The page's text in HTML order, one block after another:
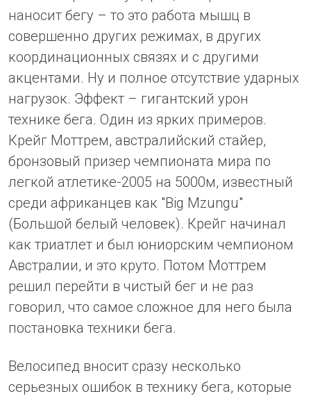
наносит бегу – то это работа мышц в
совершенно других режимах, в других
координационных связях и с другими
акцентами. Ну и полное отсутствие ударных
нагрузок. Эффект – гигантский урон
технике бега. Один из ярких примеров.
Крейг Моттрем, австралийский стайер,
бронзовый призер чемпионата мира по
легкой атлетике-2005 на 5000м, известный
среди африканцев как "Big Mzungu"
(Большой белый человек). Крейг начинал
как триатлет и был юниорским чемпионом
Австралии, и это круто. Потом Моттрем
решил перейти в чистый бег и не раз
говорил, что самое сложное для него была
постановка техники бега.
Велосипед вносит сразу несколько
серьезных ошибок в технику бега, которые